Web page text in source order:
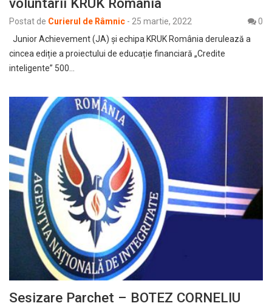
Postat de Curierul de Râmnic - 25 martie, 2022
0
Junior Achievement (JA) și echipa KRUK România derulează a
cincea ediție a proiectului de educație financiară „Credite
inteligente” 500…
Sesizare Parchet – BOTEZ CORNELIU